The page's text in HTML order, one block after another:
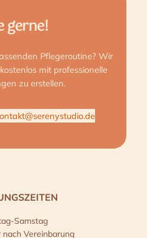
gerne!
Pflegeroutine? Wir
mit professionelle
zu erstellen.
Samstag
nach Vereinbarung